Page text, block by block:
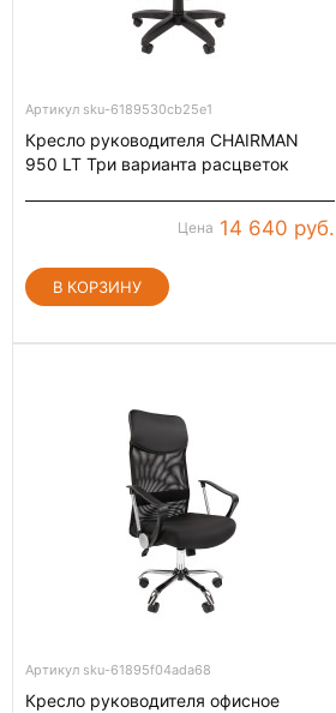
Артикул sku-6189530cb25e1
Кресло руководителя CHAIRMAN
950 LT Три варианта расцветок
Цена 14 640 руб.
Артикул sku-61895f04ada68
Кресло руководителя офисное